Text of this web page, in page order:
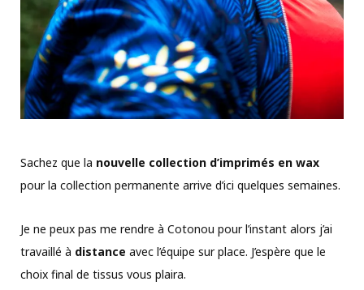
Sachez que la nouvelle collection d’imprimés en wax
pour la collection permanente arrive d’ici quelques semaines.
Je ne peux pas me rendre à Cotonou pour l’instant alors j’ai
travaillé à distance avec l’équipe sur place. J’espère que le
choix final de tissus vous plaira.